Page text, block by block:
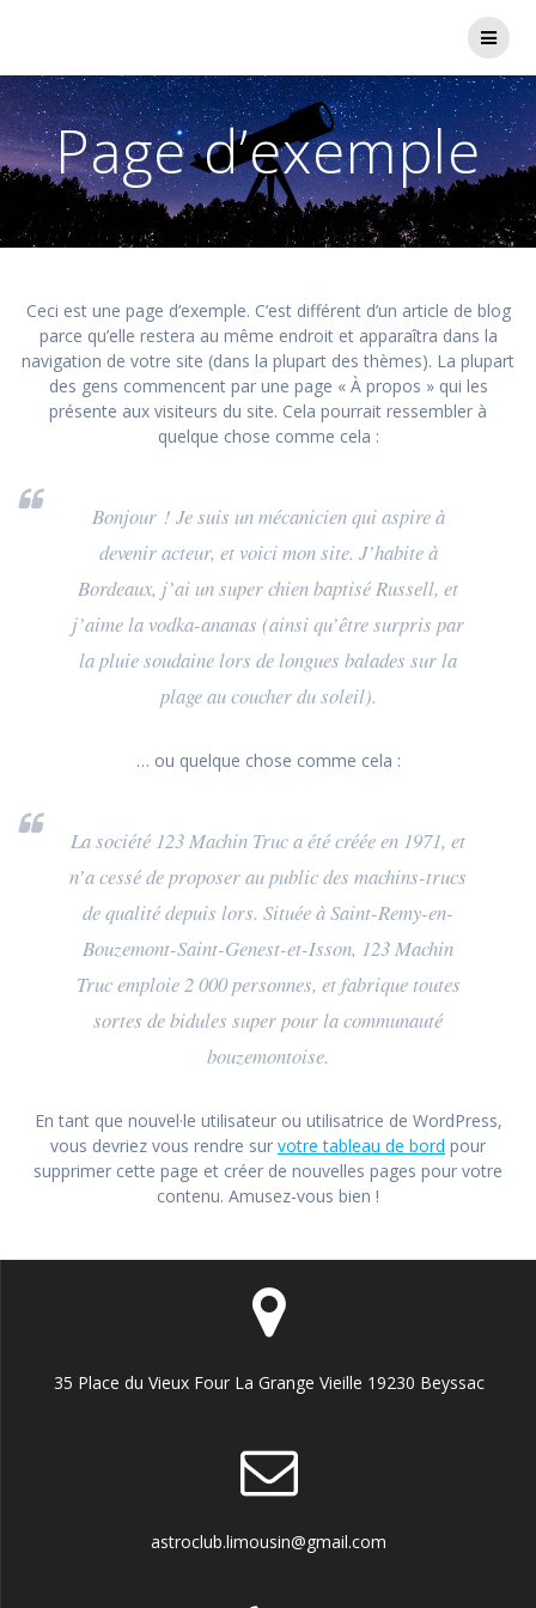
Page d’exemple
Ceci est une page d’exemple. C’est différent d’un article de blog
parce qu’elle restera au même endroit et apparaîtra dans la
navigation de votre site (dans la plupart des thèmes). La plupart
des gens commencent par une page « À propos » qui les
présente aux visiteurs du site. Cela pourrait ressembler à
quelque chose comme cela :
Bonjour ! Je suis un mécanicien qui aspire à
devenir acteur, et voici mon site. J’habite à
Bordeaux, j’ai un super chien baptisé Russell, et
j’aime la vodka-ananas (ainsi qu’être surpris par
la pluie soudaine lors de longues balades sur la
plage au coucher du soleil).
… ou quelque chose comme cela :
La société 123 Machin Truc a été créée en 1971, et
n’a cessé de proposer au public des machins-trucs
de qualité depuis lors. Située à Saint-Remy-en-
Bouzemont-Saint-Genest-et-Isson, 123 Machin
Truc emploie 2 000 personnes, et fabrique toutes
sortes de bidules super pour la communauté
bouzemontoise.
En tant que nouvel·le utilisateur ou utilisatrice de WordPress,
vous devriez vous rendre sur votre tableau de bord pour
supprimer cette page et créer de nouvelles pages pour votre
contenu. Amusez-vous bien !
35 Place du Vieux Four La Grange Vieille 19230 Beyssac
astroclub.limousin@gmail.com